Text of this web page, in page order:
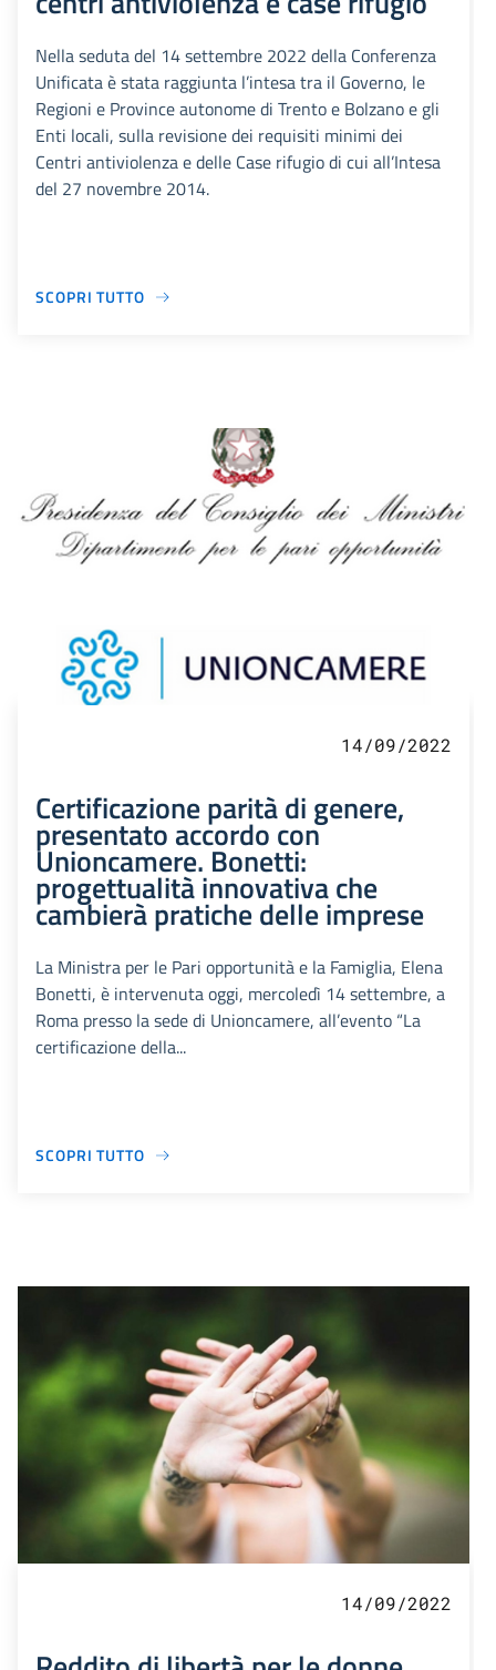
Nella seduta del 14 settembre 2022 della Conferenza
Unificata è stata raggiunta l’intesa tra il Governo, le
Regioni e Province autonome di Trento e Bolzano e gli
Enti locali, sulla revisione dei requisiti minimi dei
Centri antiviolenza e delle Case rifugio di cui all’Intesa
del 27 novembre 2014.
SCOPRI TUTTO
14/09/2022
Certificazione parità di genere,
presentato accordo con
Unioncamere. Bonetti:
progettualità innovativa che
cambierà pratiche delle imprese
La Ministra per le Pari opportunità e la Famiglia, Elena
Bonetti, è intervenuta oggi, mercoledì 14 settembre, a
Roma presso la sede di Unioncamere, all’evento “La
certificazione della...
SCOPRI TUTTO
14/09/2022